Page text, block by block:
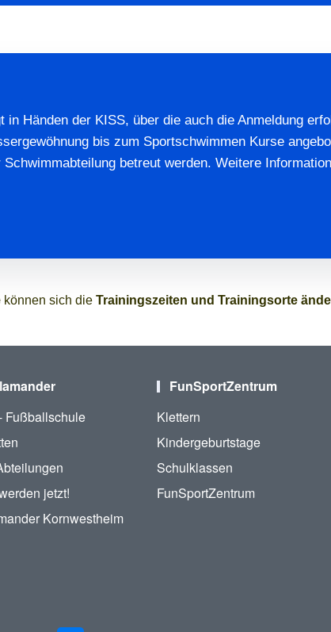
Händen der KISS, über die auch die Anmeldung
bis zum Sportschwimmen Kurse
betreut werden. Weitere
können sich die Trainingszeiten und Trainingsorte
Fußballschule
jetzt!
Kornwestheim
FunSportZentrum
Klettern
Kindergeburtstage
Schulklassen
FunSportZentrum